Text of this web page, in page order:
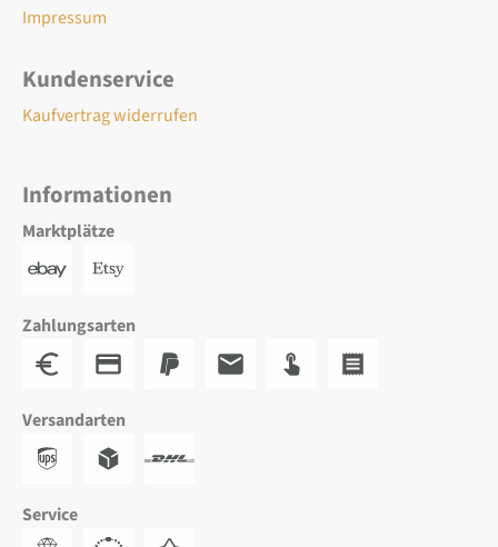
Impressum
Kundenservice
Kaufvertrag widerrufen
Informationen
Marktplätze
Zahlungsarten
Versandarten
Service